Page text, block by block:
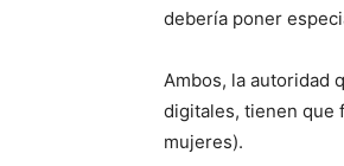
debería poner
Ambos, la autoridad
digitales, tienen que
mujeres).